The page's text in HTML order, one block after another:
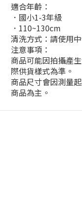
適合年齡：
．國小1-3年級
．110~130cm
清洗方式：請使用
注意事項：
商品可能因拍攝產
際供貨樣式為準。
商品尺寸會因測量
商品為主。